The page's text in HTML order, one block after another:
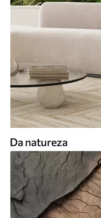
Da natureza